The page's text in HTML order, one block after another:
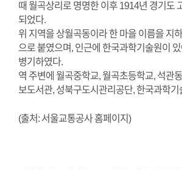
때 월곡상리로 명명한 이후 1914년 경기도
되었다.
위 지역을 상월곡동이라 한 마을 이름을 지
으로 붙였으며, 인근에 한국과학기술원이
병기하였다.
역 주변에 월곡중학교, 월곡초등학교, 석관
보도서관, 성북구도시관리공단, 한국과학
(출처: 서울교통공사 홈페이지)